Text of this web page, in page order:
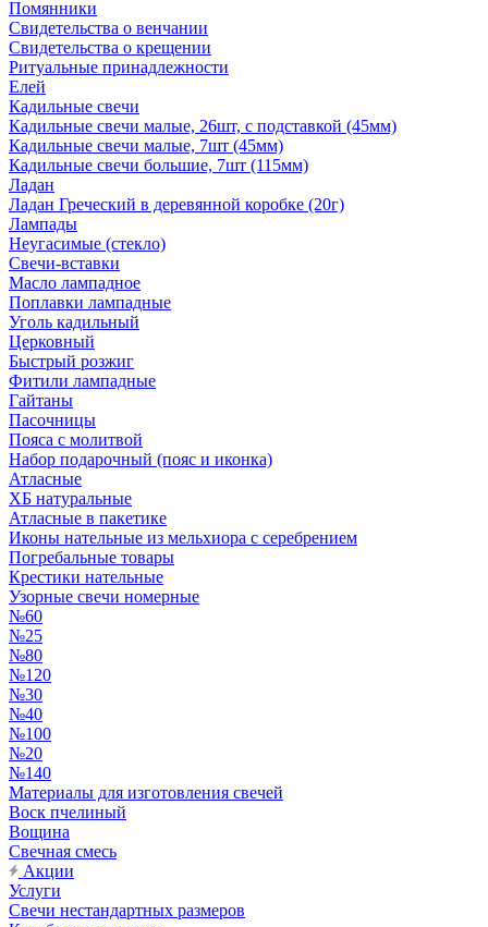
Помянники
Свидетельства о венчании
Свидетельства о крещении
Ритуальные принадлежности
Елей
Кадильные свечи
Кадильные свечи малые, 26шт, с подставкой (45мм)
Кадильные свечи малые, 7шт (45мм)
Кадильные свечи большие, 7шт (115мм)
Ладан
Ладан Греческий в деревянной коробке (20г)
Лампады
Неугасимые (стекло)
Свечи-вставки
Масло лампадное
Поплавки лампадные
Уголь кадильный
Церковный
Быстрый розжиг
Фитили лампадные
Гайтаны
Пасочницы
Пояса с молитвой
Набор подарочный (пояс и иконка)
Атласные
ХБ натуральные
Атласные в пакетике
Иконы нательные из мельхиора с серебрением
Погребальные товары
Крестики нательные
Узорные свечи номерные
№60
№25
№80
№120
№30
№40
№100
№20
№140
Материалы для изготовления свечей
Воск пчелиный
Вощина
Свечная смесь
Акции
Услуги
Свечи нестандартных размеров